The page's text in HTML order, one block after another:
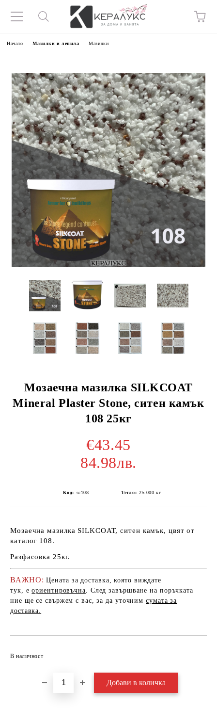
Начало Мазилки и лепила Мазилки
Мозаечна мазилка SILKCOAT
Mineral Plaster Stone, ситен камък
108 25кг
€43.45
84.98лв.
Код: sc108 Тегло: 25.000 кг
Мозаечна мазилка SILKCOAT, ситен камък, цвят от
каталог 108.
Разфасовка 25кг.
ВАЖНО: Цената за доставка, която виждате
тук, еориентировъчна. След завършване на поръчката
ние ще се свържем с вас, за да уточнимсумата за
доставка.
В наличност